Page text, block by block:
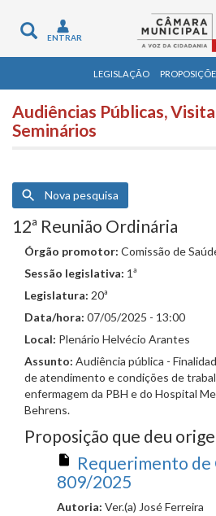
Toggle
navigation
ENTRAR
LEGISLAÇÃO
Audiências Públicas,
Seminários
Nova pesquisa
12ª Reunião Ordinária
Órgão promotor: Comissão de
Sessão legislativa: 1ª
Legislatura: 20ª
Data/hora: 07/05/2025 - 13:00
Local: Plenário Helvécio Arantes
Assunto: Audiência pública -
de atendimento e condições de
enfermagem da PBH e do Hospital
Behrens.
Proposição que deu
Requerimento de
809/2025
Autoria: Ver.(a) José Ferreira